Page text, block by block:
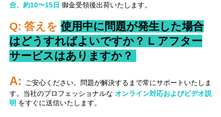
合、約10〜15日 御金受領後出荷いたします。
Q: 答えを 使用中に問題が発生した場合
はどうすればよいですか？ L アフター
サービスはありますか？
A:
ご安心ください。問題が解決するまで常にサポートいたしま
す。当社のプロフェッショナルな オンライン対応およびビデオ説
明 をすぐに送信いたします。